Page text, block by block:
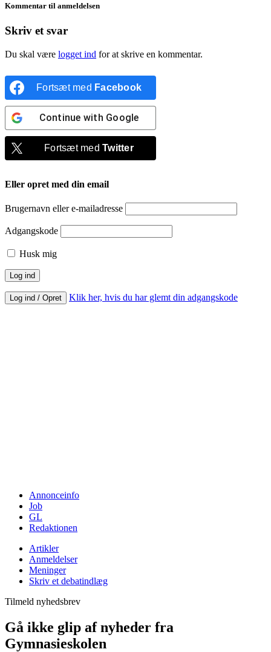
Kommentar til anmeldelsen
Skriv et svar
Du skal være logget ind for at skrive en kommentar.
Fortsæt med Facebook
Continue with Google
Fortsæt medTwitter
Eller opret med din email
Brugernavn eller e-mailadresse
Adgangskode
Husk mig
Log ind / Opret Klik her, hvis du har glemt din adgangskode
Annonceinfo
Job
GL
Redaktionen
Artikler
Anmeldelser
Meninger
Skriv et debatindlæg
Tilmeld nyhedsbrev
Gå ikke glip af nyheder fra
Gymnasieskolen